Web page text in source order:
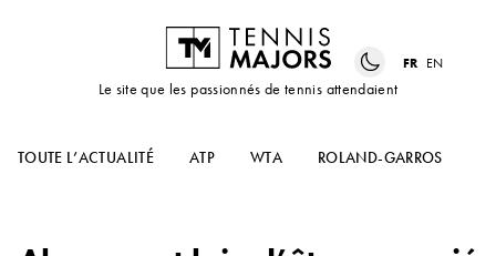
Le site que les passionnés de tennis attendaient
FR EN
TOUTE L’ACTUALITÉ ATP WTA ROLAND-GARROS